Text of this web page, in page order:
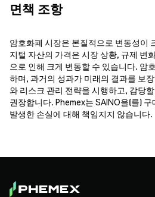
면책 조항
암호화폐 시장은 본질적으로 변동성이
지털 자산의 가격은 시장 상황, 규제 변
으로 인해 크게 변동할 수 있습니다. 암
하며, 과거의 성과가 미래의 결과를 보
와 리스크 관리 전략을 시행하고, 감당
권장합니다. Phemex는 SAINO을(를)
발생한 손실에 대해 책임지지 않습니다.